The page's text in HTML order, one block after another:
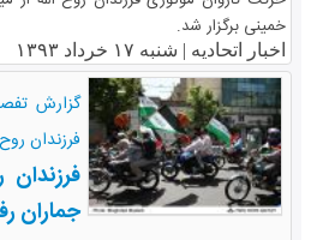
خمینی برگزار شد.
اخبار اتحادیه | شنبه ۱۷ خرداد ۱۳۹۳
گزارش
فرزندان
جماران